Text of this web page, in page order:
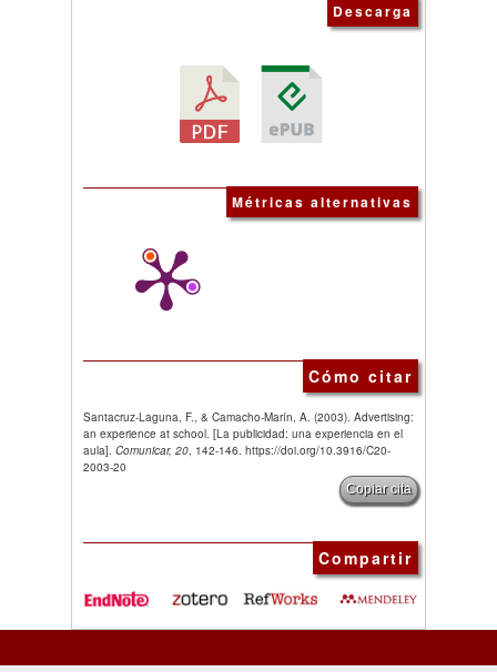
Descarga
Métricas alternativas
Cómo citar
Santacruz-Laguna, F., & Camacho-Marín, A. (2003). Advertising:
an experience at school. [La publicidad: una experiencia en el
aula]. Comunicar, 20, 142-146. https://doi.org/10.3916/C20-
2003-20
Copiar cita
Compartir